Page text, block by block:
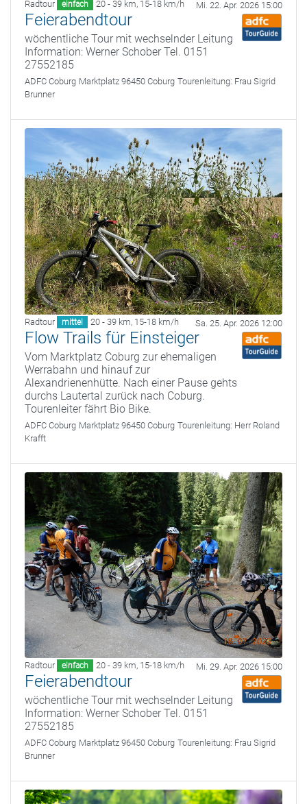
Radtour einfach 20 - 39 km, 15-18 km/h Mi. 22. Apr. 2026 15:00
Feierabendtour
wöchentliche Tour mit wechselnder Leitung
Information: Werner Schober Tel. 0151
27552185
ADFC Coburg Marktplatz 96450 Coburg Tourenleitung: Frau Sigrid
Brunner
Radtour mittel 20 - 39 km, 15-18 km/h Sa. 25. Apr. 2026 12:00
Flow Trails für Einsteiger
Vom Marktplatz Coburg zur ehemaligen
Werrabahn und hinauf zur
Alexandrienenhütte. Nach einer Pause gehts
durchs Lautertal zurück nach Coburg.
Tourenleiter fährt Bio Bike.
ADFC Coburg Marktplatz 96450 Coburg Tourenleitung: Herr Roland
Krafft
Radtour einfach 20 - 39 km, 15-18 km/h Mi. 29. Apr. 2026 15:00
Feierabendtour
wöchentliche Tour mit wechselnder Leitung
Information: Werner Schober Tel. 0151
27552185
ADFC Coburg Marktplatz 96450 Coburg Tourenleitung: Frau Sigrid
Brunner